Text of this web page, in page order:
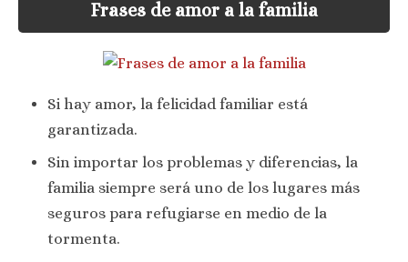
Frases de amor a la familia
Si hay amor, la felicidad familiar está
garantizada.
Sin importar los problemas y diferencias, la
familia siempre será uno de los lugares más
seguros para refugiarse en medio de la
tormenta.